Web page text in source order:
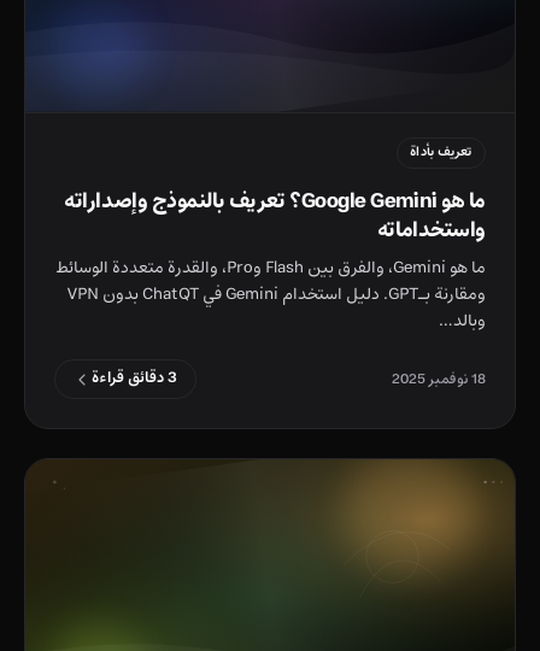
تعريف بأداة
ما هو Google Gemini؟ تعريف بالنموذج وإصداراته
واستخداماته
ما هو Gemini، والفرق بين Flash وPro، والقدرة متعددة الوسائط
ومقارنة بـGPT. دليل استخدام Gemini في ChatQT بدون VPN
وبالد…
18 نوفمبر 2025 3 دقائق قراءة